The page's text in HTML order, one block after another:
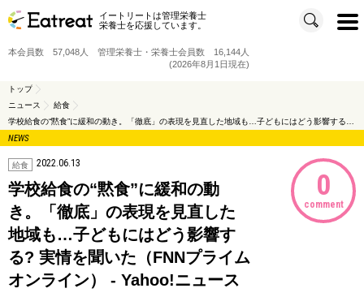
イートリートは管理栄養士
栄養士を応援しています。
t
o
t
i
本会員数 57,048人 管理栄養士・栄養士会員数 16,144人
(2026年8月1日現在)
トップ
ニュース
給食
NEWS
給食 2022.06.13
学校給食の“黙食”に緩和の動
き。「徹底」の表現を見直した
地域も…子どもにはどう影響す
る? 実情を聞いた（FNNプライム
オンライン） - Yahoo!ニュース
0
comment